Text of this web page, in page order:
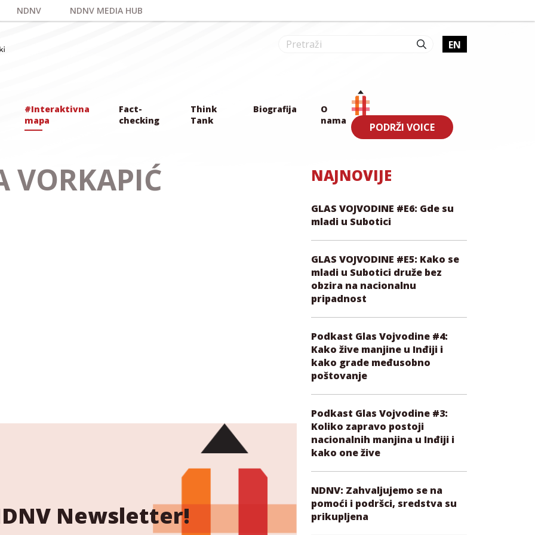
NDNV NDNV MEDIA HUB
EN
#Interaktivna
mapa
Fact-
checking
Think
Tank
Biografija
O
nama
PODRŽI VOICE
VORKAPIĆ
Newsletter!
NAJNOVIJE
GLAS VOJVODINE #E6: Gde su
mladi u Subotici
GLAS VOJVODINE #E5: Kako se
mladi u Subotici druže bez
obzira na nacionalnu
pripadnost
Podkast Glas Vojvodine #4:
Kako žive manjine u Inđiji i
kako grade međusobno
poštovanje
Podkast Glas Vojvodine #3:
Koliko zapravo postoji
nacionalnih manjina u Inđiji i
kako one žive
NDNV: Zahvaljujemo se na
pomoći i podršci, sredstva su
prikupljena